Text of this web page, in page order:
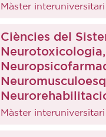
Màster interuniversitari
Ciències del
Neurotoxicologia,
Màster interuniversitari